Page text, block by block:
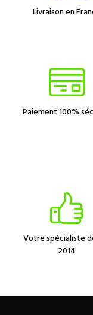
Livraison en
Paiement 100%
Votre spécialiste
2014